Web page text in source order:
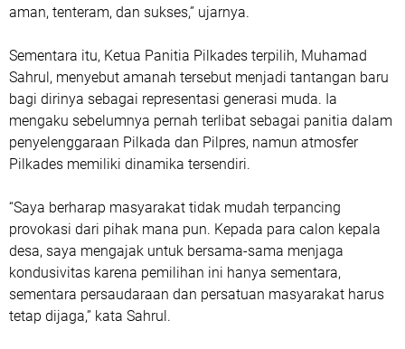
aman, tenteram, dan sukses,” ujarnya.
Sementara itu, Ketua Panitia Pilkades terpilih, Muhamad
Sahrul, menyebut amanah tersebut menjadi tantangan baru
bagi dirinya sebagai representasi generasi muda. Ia
mengaku sebelumnya pernah terlibat sebagai panitia dalam
penyelenggaraan Pilkada dan Pilpres, namun atmosfer
Pilkades memiliki dinamika tersendiri.
“Saya berharap masyarakat tidak mudah terpancing
provokasi dari pihak mana pun. Kepada para calon kepala
desa, saya mengajak untuk bersama-sama menjaga
kondusivitas karena pemilihan ini hanya sementara,
sementara persaudaraan dan persatuan masyarakat harus
tetap dijaga,” kata Sahrul.